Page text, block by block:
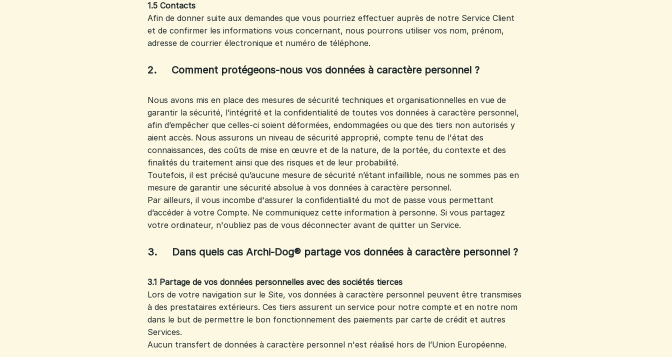
1.5 Contacts
Afin de donner suite aux demandes que vous pourriez effectuer auprès de notre Service Client
et de confirmer les informations vous concernant, nous pourrons utiliser vos nom, prénom,
adresse de courrier électronique et numéro de téléphone.
2. Comment protégeons-nous vos données à caractère personnel ?
Nous avons mis en place des mesures de sécurité techniques et organisationnelles en vue de
garantir la sécurité, l’intégrité et la confidentialité de toutes vos données à caractère personnel,
afin d’empêcher que celles-ci soient déformées, endommagées ou que des tiers non autorisés y
aient accès. Nous assurons un niveau de sécurité approprié, compte tenu de l'état des
connaissances, des coûts de mise en œuvre et de la nature, de la portée, du contexte et des
finalités du traitement ainsi que des risques et de leur probabilité.
Toutefois, il est précisé qu’aucune mesure de sécurité n’étant infaillible, nous ne sommes pas en
mesure de garantir une sécurité absolue à vos données à caractère personnel.
Par ailleurs, il vous incombe d'assurer la confidentialité du mot de passe vous permettant
d’accéder à votre Compte. Ne communiquez cette information à personne. Si vous partagez
votre ordinateur, n'oubliez pas de vous déconnecter avant de quitter un Service.
3. Dans quels cas Archi-Dog® partage vos données à caractère personnel ?
3.1 Partage de vos données personnelles avec des sociétés tierces
Lors de votre navigation sur le Site, vos données à caractère personnel peuvent être transmises
à des prestataires extérieurs. Ces tiers assurent un service pour notre compte et en notre nom
dans le but de permettre le bon fonctionnement des paiements par carte de crédit et autres
Services.
Aucun transfert de données à caractère personnel n'est réalisé hors de l’Union Européenne.